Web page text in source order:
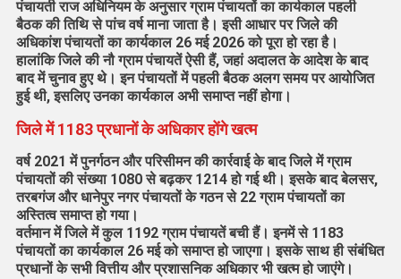
पंचायती राज अधिनियम के अनुसार ग्राम पंचायतों का कार्यकाल पहली
बैठक की तिथि से पांच वर्ष माना जाता है। इसी आधार पर जिले की
अधिकांश पंचायतों का कार्यकाल 26 मई 2026 को पूरा हो रहा है।
हालांकि जिले की नौ ग्राम पंचायतें ऐसी हैं, जहां अदालत के आदेश के बाद
बाद में चुनाव हुए थे। इन पंचायतों में पहली बैठक अलग समय पर आयोजित
हुई थी, इसलिए उनका कार्यकाल अभी समाप्त नहीं होगा।
जिले में 1183 प्रधानों के अधिकार होंगे खत्म
वर्ष 2021 में पुनर्गठन और परिसीमन की कार्रवाई के बाद जिले में ग्राम
पंचायतों की संख्या 1080 से बढ़कर 1214 हो गई थी। इसके बाद बेलसर,
तरबगंज और धानेपुर नगर पंचायतों के गठन से 22 ग्राम पंचायतों का
अस्तित्व समाप्त हो गया।
वर्तमान में जिले में कुल 1192 ग्राम पंचायतें बची हैं। इनमें से 1183
पंचायतों का कार्यकाल 26 मई को समाप्त हो जाएगा। इसके साथ ही संबंधित
प्रधानों के सभी वित्तीय और प्रशासनिक अधिकार भी खत्म हो जाएंगे।